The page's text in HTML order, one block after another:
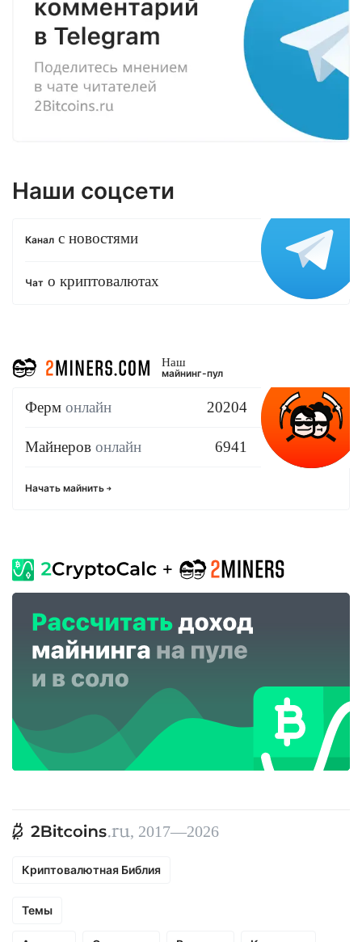
Наши соцсети
Канал с новостями
Чат о криптовалютах
Наш
майнинг-пул
Ферм онлайн 20204
Майнеров онлайн 6941
Начать майнить
, 2017—2026
Криптовалютная Библия
Темы